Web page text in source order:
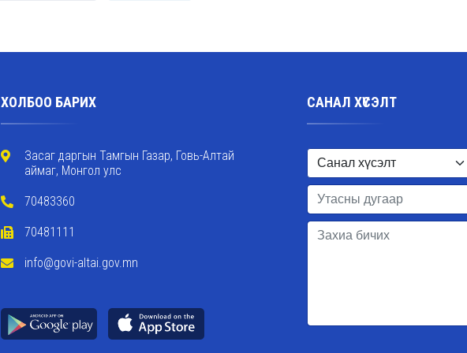
ХОЛБОО БАРИХ
Засаг даргын Тамгын Газар, Говь-Алтай
аймаг, Монгол улс
70483360
70481111
info@govi-altai.gov.mn
САНАЛ ХҮСЭЛТ